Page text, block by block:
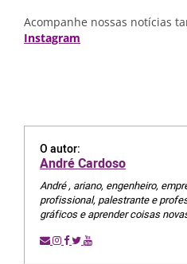
Acompanhe nossas notícias
Instagram
O autor:
André Cardoso
André , ariano, engenheiro,
profissional, palestrante e
gráficos e aprender coisas